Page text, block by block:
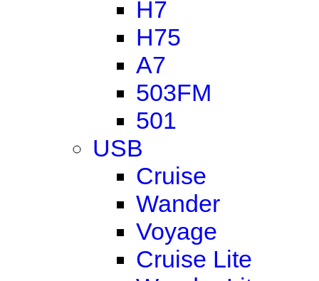
H7
H75
A7
503FM
501
USB
Cruise
Wander
Voyage
Cruise Lite